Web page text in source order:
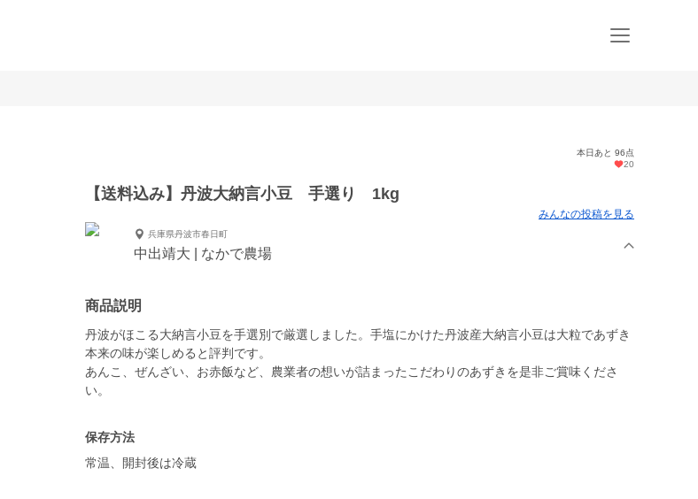
本日あと 96点
20
【送料込み】丹波大納言小豆 手選り 1kg
みんなの投稿を見る
兵庫県丹波市春日町
中出靖大 | なかで農場
商品説明
丹波がほこる大納言小豆を手選別で厳選しました。手塩にかけた丹波産大納言小豆は大粒であずき
本来の味が楽しめると評判です。
あんこ、ぜんざい、お赤飯など、農業者の想いが詰まったこだわりのあずきを是非ご賞味くださ
い。
保存方法
常温、開封後は冷蔵